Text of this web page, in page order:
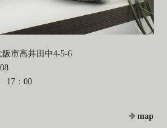
阪市高井田中4-5-6
：00
map